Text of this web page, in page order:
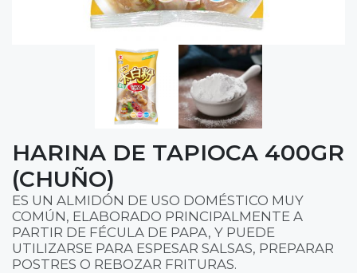
HARINA DE TAPIOCA 400GR
(CHUÑO)
ES UN ALMIDÓN DE USO DOMÉSTICO MUY
COMÚN, ELABORADO PRINCIPALMENTE A
PARTIR DE FÉCULA DE PAPA, Y PUEDE
UTILIZARSE PARA ESPESAR SALSAS, PREPARAR
POSTRES O REBOZAR FRITURAS.